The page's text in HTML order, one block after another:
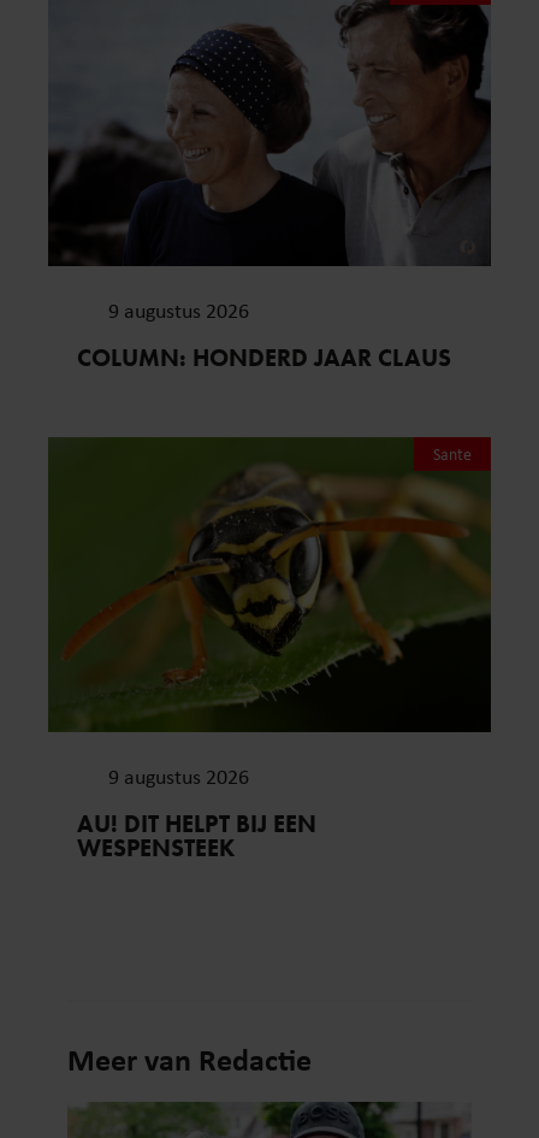
9 augustus 2026
COLUMN: HONDERD JAAR CLAUS
Sante
9 augustus 2026
AU! DIT HELPT BIJ EEN
WESPENSTEEK
Meer van Redactie